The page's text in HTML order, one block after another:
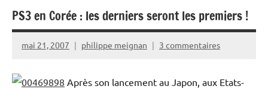
PS3 en Corée : les derniers seront les premiers !
mai 21, 2007 philippe meignan 3 commentaires
Après son lancement au Japon, aux Etats-